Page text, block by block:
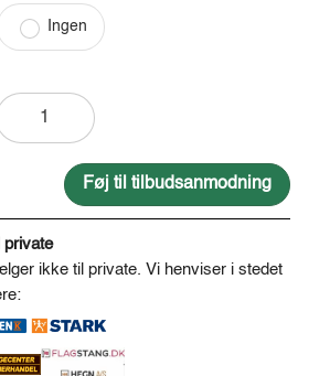
Ingen
Føj til tilbudsanmodning
private
ikke til private. Vi henviser i stedet